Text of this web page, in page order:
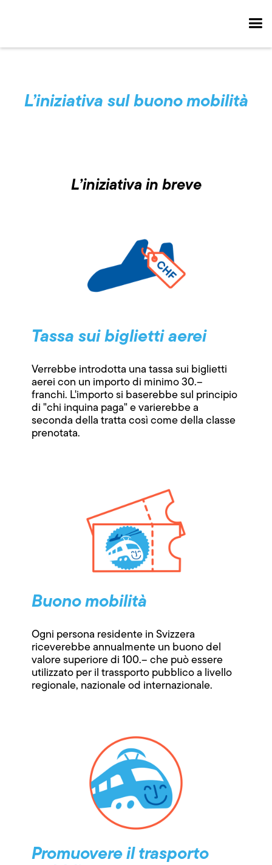
L’iniziativa sul buono mobilità
L’iniziativa in breve
Tassa sui biglietti aerei
Verrebbe introdotta una tassa sui biglietti
aerei con un importo di minimo 30.–
franchi. L'importo si baserebbe sul principio
di "chi inquina paga" e varierebbe a
seconda della tratta così come della classe
prenotata.
Buono mobilità
Ogni persona residente in Svizzera
riceverebbe annualmente un buono del
valore superiore di 100.– che può essere
utilizzato per il trassporto pubblico a livello
regionale, nazionale od internazionale.
Promuovere il trasporto